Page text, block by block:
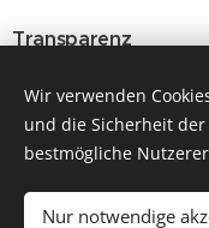
Transparenz
Wien, 10.10.2021
Wir verwenden
und die Sicherheit
bestmögliche
Nur notwendige